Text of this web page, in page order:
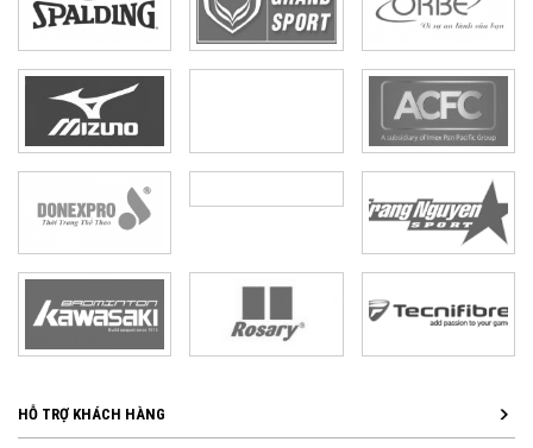
HỖ TRỢ KHÁCH HÀNG